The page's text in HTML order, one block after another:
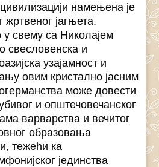
намењена је
жртвеног јагњета.
свему са Николајем
свесловенска и
узајамност и
овим кристално јасним
може довести
и општечовечанског
варварства и вечитог
образовања
тежећи ка
јединства